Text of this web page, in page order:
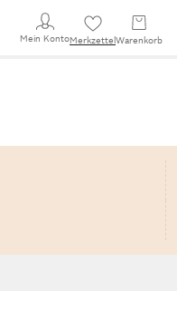
Mein KontoMerkzettel Warenkorb